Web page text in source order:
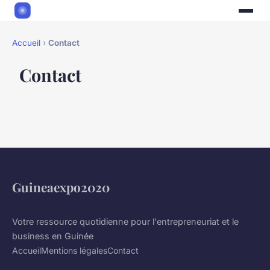
Accueil › Contact
Contact
Guineaexpo2020
Votre ressource quotidienne pour l'entrepreneuriat et le
business en Guinée
AccueilMentions légalesContact